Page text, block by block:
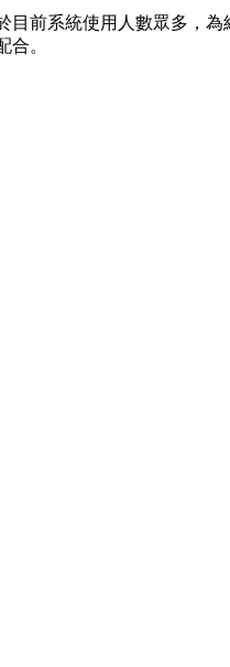
目前系統使用人數眾多，
合。